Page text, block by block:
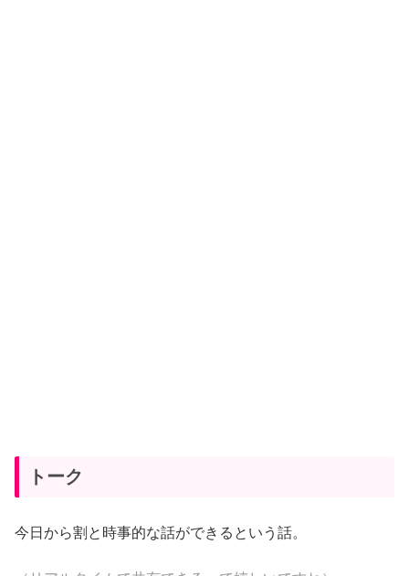
トーク
今日から割と時事的な話ができるという話。